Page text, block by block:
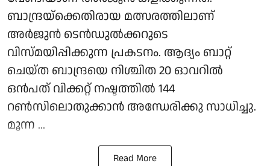
ബാന്ദ്രയ്‌ക്കെതിരായ മത്സരത്തിലാണ്
അർജുൻ ടെൻഡുൽക്കറുടെ
വിസ്മയിപ്പിക്കുന്ന പ്രകടനം. ആദ്യം ബാറ്റ്
ചെയ്ത ബാന്ദ്രയെ നിശ്ചിത 20 ഓവറിൽ
ഒൻപത് വിക്കറ്റ് നഷ്ടത്തിൽ 144
റൺസിലൊതുക്കാൻ അന്ധേരിക്കു സാധിച്ചു.
മൂന്ന ...
Read More